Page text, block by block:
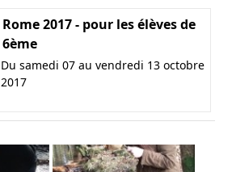
Rome 2017 - pour les élèves de
6ème
Du samedi 07 au vendredi 13 octobre
2017